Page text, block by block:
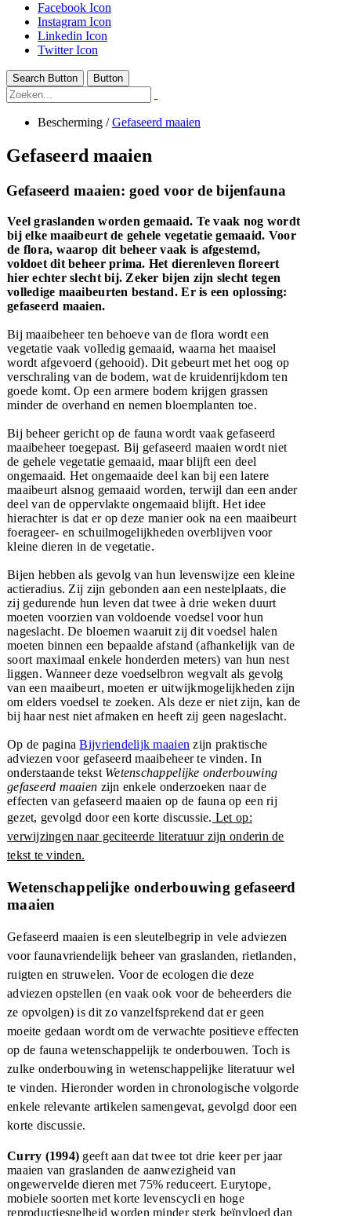
Facebook Icon
Instagram Icon
Linkedin Icon
Twitter Icon
Search Button Button
Bescherming /Gefaseerd maaien
Gefaseerd maaien
Gefaseerd maaien: goed voor de bijenfauna
Veel graslanden worden gemaaid. Te vaak nog wordt
bij elke maaibeurt de gehele vegetatie gemaaid. Voor
de flora, waarop dit beheer vaak is afgestemd,
voldoet dit beheer prima. Het dierenleven floreert
hier echter slecht bij. Zeker bijen zijn slecht tegen
volledige maaibeurten bestand. Er is een oplossing:
gefaseerd maaien.
Bij maaibeheer ten behoeve van de flora wordt een
vegetatie vaak volledig gemaaid, waarna het maaisel
wordt afgevoerd (gehooid). Dit gebeurt met het oog op
verschraling van de bodem, wat de kruidenrijkdom ten
goede komt. Op een armere bodem krijgen grassen
minder de overhand en nemen bloemplanten toe.
Bij beheer gericht op de fauna wordt vaak gefaseerd
maaibeheer toegepast. Bij gefaseerd maaien wordt niet
de gehele vegetatie gemaaid, maar blijft een deel
ongemaaid. Het ongemaaide deel kan bij een latere
maaibeurt alsnog gemaaid worden, terwijl dan een ander
deel van de oppervlakte ongemaaid blijft. Het idee
hierachter is dat er op deze manier ook na een maaibeurt
foerageer- en schuilmogelijkheden overblijven voor
kleine dieren in de vegetatie.
Bijen hebben als gevolg van hun levenswijze een kleine
actieradius. Zij zijn gebonden aan een nestelplaats, die
zij gedurende hun leven dat twee à drie weken duurt
moeten voorzien van voldoende voedsel voor hun
nageslacht. De bloemen waaruit zij dit voedsel halen
moeten binnen een bepaalde afstand (afhankelijk van de
soort maximaal enkele honderden meters) van hun nest
liggen. Wanneer deze voedselbron wegvalt als gevolg
van een maaibeurt, moeten er uitwijkmogelijkheden zijn
om elders voedsel te zoeken. Als deze er niet zijn, kan de
bij haar nest niet afmaken en heeft zij geen nageslacht.
Op de paginaBijvriendelijk maaien zijn praktische
adviezen voor gefaseerd maaibeheer te vinden. In
onderstaande tekst Wetenschappelijke onderbouwing
gefaseerd maaien zijn enkele onderzoeken naar de
effecten van gefaseerd maaien op de fauna op een rij
gezet, gevolgd door een korte discussie. Let op:
verwijzingen naar geciteerde literatuur zijn onderin de
tekst te vinden.
Wetenschappelijke onderbouwing gefaseerd
maaien
Gefaseerd maaien is een sleutelbegrip in vele adviezen
voor faunavriendelijk beheer van graslanden, rietlanden,
ruigten en struwelen. Voor de ecologen die deze
adviezen opstellen (en vaak ook voor de beheerders die
ze opvolgen) is dit zo vanzelfsprekend dat er geen
moeite gedaan wordt om de verwachte positieve effecten
op de fauna wetenschappelijk te onderbouwen. Toch is
zulke onderbouwing in wetenschappelijke literatuur wel
te vinden. Hieronder worden in chronologische volgorde
enkele relevante artikelen samengevat, gevolgd door een
korte discussie.
Curry (1994) geeft aan dat twee tot drie keer per jaar
maaien van graslanden de aanwezigheid van
ongewervelde dieren met 75% reduceert. Eurytope,
mobiele soorten met korte levenscycli en hoge
reproductiesnelheid worden minder sterk beïnvloed dan